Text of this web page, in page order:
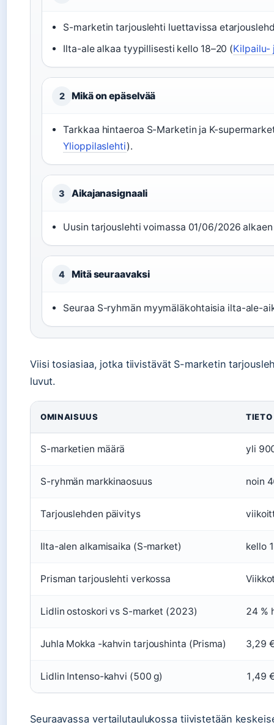
S-marketin tarjouslehti luettavissa
Ilta-ale alkaa tyypillisesti kello 18–20 (Kilpailu-
2 Mikä on epäselvää
Tarkkaa hintaeroa S-Marketin ja K-
Ylioppilaslehti).
3 Aikajanasignaali
Uusin tarjouslehti voimassa 01/06/2026
4 Mitä seuraavaksi
Seuraa S-ryhmän myymäläkohtaisia ilta-ale-
Viisi tosiasiaa, jotka tiivistävät S-marketin
luvut.
OMINAISUUS TIETO
S-marketien määrä yli
S-ryhmän markkinaosuus noin
Tarjouslehden päivitys
Ilta-alen alkamisaika (S-market) kello
Prisman tarjouslehti verkossa
Lidlin ostoskori vs S-market (2023) 24 %
Juhla Mokka -kahvin tarjoushinta (Prisma) 3,29
Lidlin Intenso-kahvi (500 g) 1,49
Seuraavassa vertailutaulukossa tiivistetään